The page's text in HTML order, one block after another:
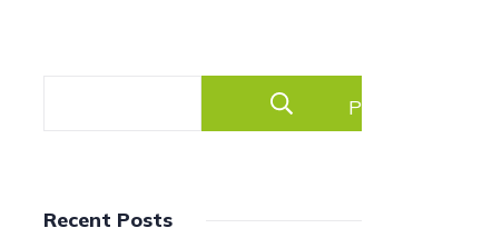
Pesquisar
Recent Posts